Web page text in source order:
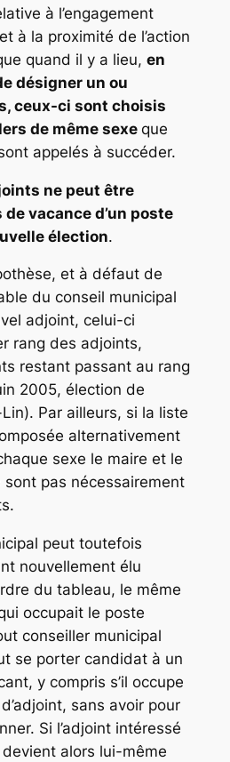
à l’engagement
à la proximité de l’action
quand il y a lieu, en
désigner un ou
ceux-ci sont choisis
de même sexe que
appelés à succéder.
ne peut être
de vacance d’un poste
élection.
et à défaut de
du conseil municipal
adjoint, celui-ci
rang des adjoints,
restant passant au rang
2005, élection de
Par ailleurs, si la liste
alternativement
sexe le maire et le
pas nécessairement
peut toutefois
nouvellement élu
du tableau, le même
occupait le poste
conseiller municipal
se porter candidat à un
y compris s’il occupe
sans avoir pour
Si l’adjoint intéressé
alors lui-même